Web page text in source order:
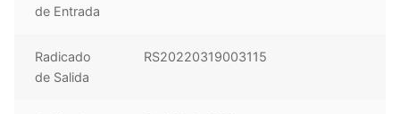
de Entrada
Radicado
de Salida
RS20220319003115